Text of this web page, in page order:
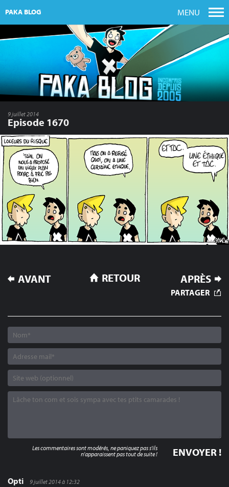
PAKA BLOG MENU
9 juillet 2014
Episode 1670
NAVIGATION
DE
AVANT APRÈS
RETOUR
PARTAGER
Opti
9 juillet 2014 à 12:32
Les commentaires sont modérés, ne paniquez pas s'ils
n'apparaissent pas tout de suite !